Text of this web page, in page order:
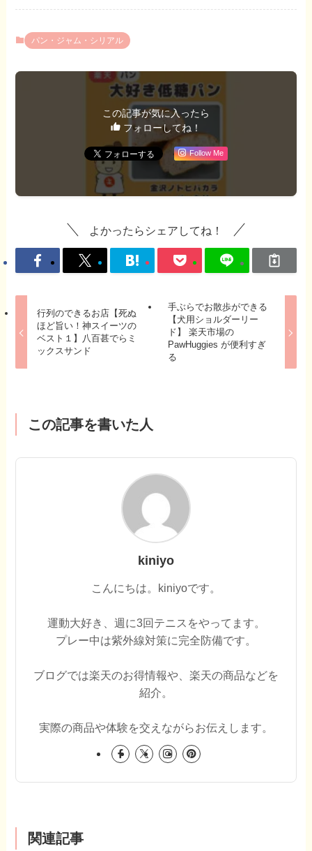
パン・ジャム・シリアル
この記事が気に入ったら
フォローしてね！
Follow Me
よかったらシェアしてね！
行列のできるお店【死ぬ
ほど旨い！神スイーツの
ベスト１】八百甚でらミ
ックスサンド
手ぶらでお散歩ができる
【犬用ショルダーリー
ド】 楽天市場の
PawHuggies が便利すぎ
る
この記事を書いた人
kiniyo
こんにちは。kiniyoです。
運動大好き、週に3回テニスをやってます。
プレー中は紫外線対策に完全防備です。
ブログでは楽天のお得情報や、楽天の商品などを
紹介。
実際の商品や体験を交えながらお伝えします。
関連記事